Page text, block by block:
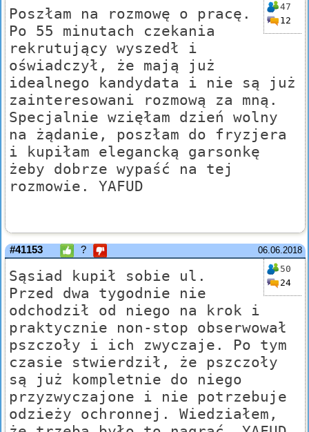
47
12
Poszłam na rozmowę o pracę.
Po 55 minutach czekania
rekrutujący wyszedł i
oświadczył, że mają już
idealnego kandydata i nie są już
zainteresowani rozmową za mną.
Specjalnie wzięłam dzień wolny
na żądanie, poszłam do fryzjera
i kupiłam elegancką garsonkę
żeby dobrze wypaść na tej
rozmowie. YAFUD
06.06.2018
#41153 ?
50
24
Sąsiad kupił sobie ul.
Przed dwa tygodnie nie
odchodził od niego na krok i
praktycznie non-stop obserwował
pszczoły i ich zwyczaje. Po tym
czasie stwierdził, że pszczoły
są już kompletnie do niego
przyzwyczajone i nie potrzebuje
odzieży ochronnej. Wiedziałem,